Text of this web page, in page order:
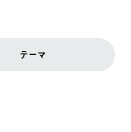
テーマ